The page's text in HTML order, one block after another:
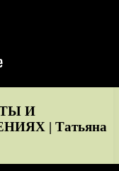
И
| Татьяна